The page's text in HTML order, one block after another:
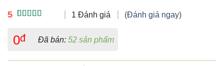
5
dựa trên
đánh giá
1 Đánh giá (Đánh giá ngay)
0đ Đã bán: 52 sản phẩm